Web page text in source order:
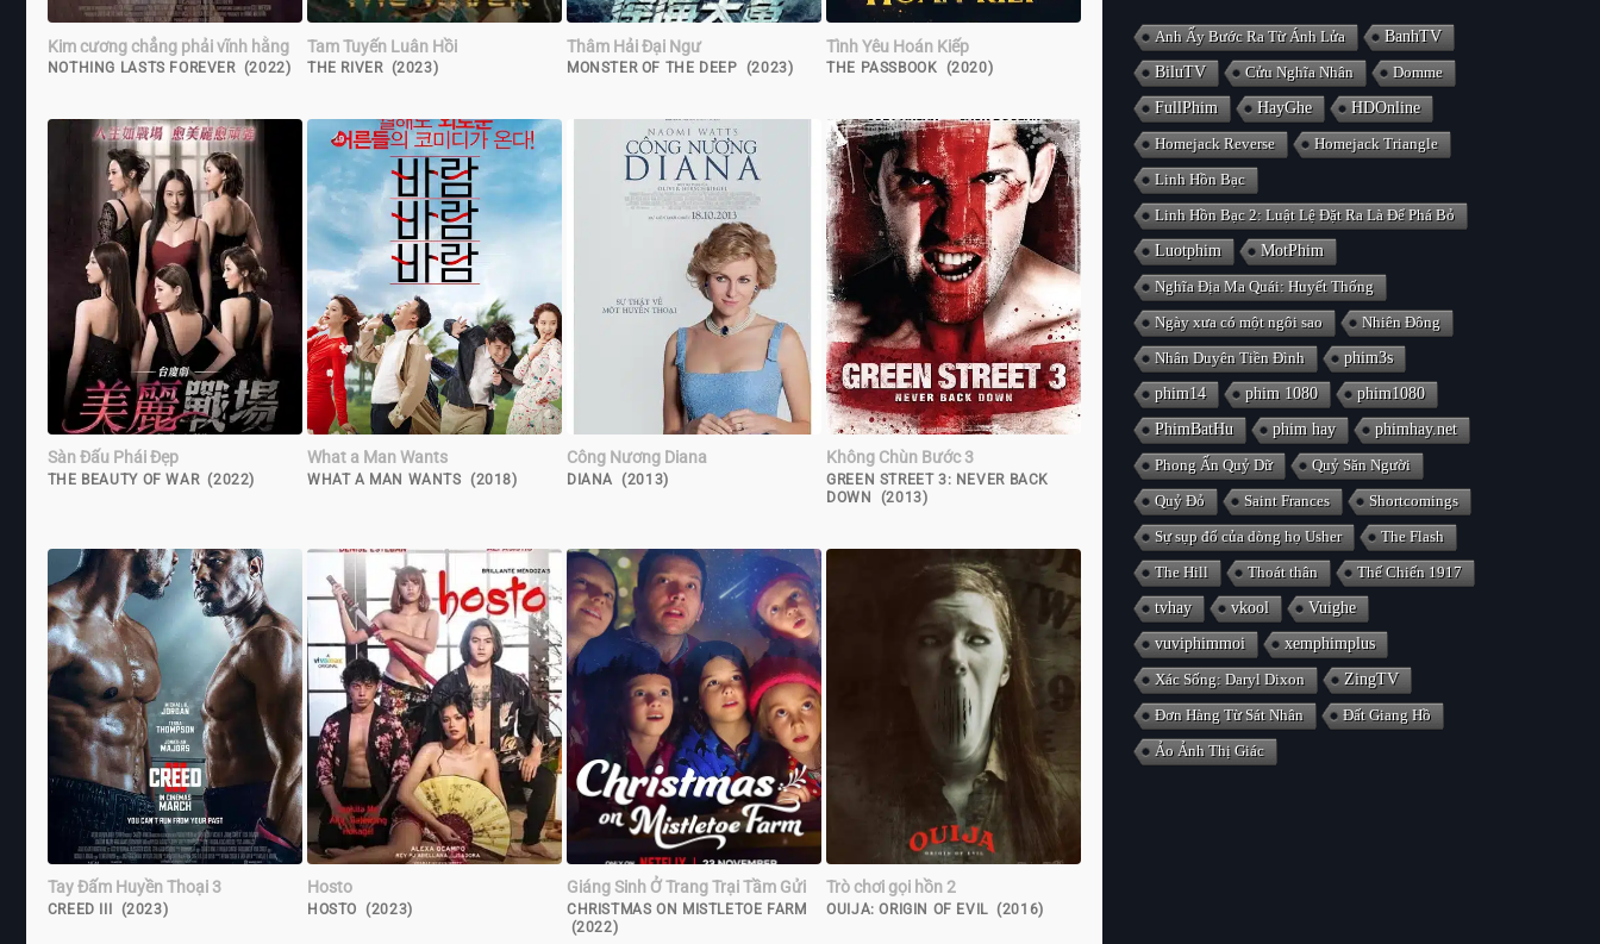
Kim cương chẳng phải vĩnh hằng
NOTHING LASTS FOREVER (2022)
Tam Tuyến Luân Hồi
THE RIVER (2023)
Thâm Hải Đại Ngư
MONSTER OF THE DEEP (2023)
Tình Yêu Hoán Kiếp
THE PASSBOOK (2020)
Sàn Đấu Phái Đẹp
THE BEAUTY OF WAR (2022)
What a Man Wants
WHAT A MAN WANTS (2018)
Công Nương Diana
DIANA (2013)
Không Chùn Bước 3
GREEN STREET 3: NEVER BACK
DOWN (2013)
Tay Đấm Huyền Thoại 3
CREED III (2023)
Hosto
HOSTO (2023)
Giáng Sinh Ở Trang Trại Tầm Gửi
CHRISTMAS ON MISTLETOE FARM
(2022)
Trò chơi gọi hồn 2
OUIJA: ORIGIN OF EVIL (2016)
Anh Ấy Bước Ra Từ Ánh Lửa
BanhTV
BiluTV
Cửu Nghĩa Nhân
Domme
FullPhim
HayGhe
HDOnline
Homejack Reverse
Homejack Triangle
Linh Hồn Bạc
Linh Hồn Bạc 2: Luật Lệ Đặt Ra Là Để Phá Bỏ
Luotphim
MotPhim
Nghĩa Địa Ma Quái: Huyết Thống
Ngày xưa có một ngôi sao
Nhiên Đông
Nhân Duyên Tiền Đình
phim3s
phim14
phim 1080
phim1080
PhimBatHu
phim hay
phimhay.net
Phong Ấn Quỷ Dữ
Quỷ Săn Người
Quỷ Đỏ
Saint Frances
Shortcomings
Sự sụp đổ của dòng họ Usher
The Flash
The Hill
Thoát thân
Thế Chiến 1917
tvhay
vkool
Vuighe
vuviphimmoi
xemphimplus
Xác Sống: Daryl Dixon
ZingTV
Đơn Hàng Từ Sát Nhân
Đất Giang Hồ
Ảo Ảnh Thị Giác